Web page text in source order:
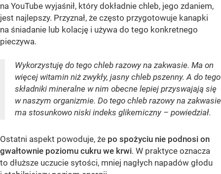
na YouTube wyjaśnił, który dokładnie chleb, jego zdaniem,
jest najlepszy. Przyznał, że często przygotowuje kanapki
na śniadanie lub kolację i używa do tego konkretnego
pieczywa.
Wykorzystuję do tego chleb razowy na zakwasie. Ma on
więcej witamin niż zwykły, jasny chleb pszenny. A do tego
składniki mineralne w nim obecne lepiej przyswajają się
w naszym organizmie. Do tego chleb razowy na zakwasie
ma stosunkowo niski indeks glikemiczny – powiedział.
Ostatni aspekt powoduje, że po spożyciu nie podnosi on
gwałtownie poziomu cukru we krwi. W praktyce oznacza
to dłuższe uczucie sytości, mniej nagłych napadów głodu